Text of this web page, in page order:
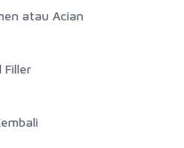
atau Acian
Filler